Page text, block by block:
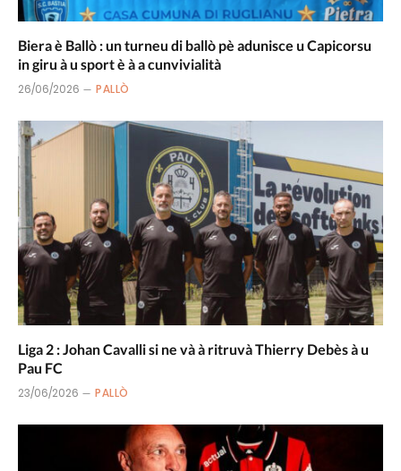
Biera è Ballò : un turneu di ballò pè adunisce u Capicorsu
in giru à u sport è à a cunvivialità
26/06/2026 PALLÒ
Liga 2 : Johan Cavalli si ne và à ritruvà Thierry Debès à u
Pau FC
23/06/2026 PALLÒ